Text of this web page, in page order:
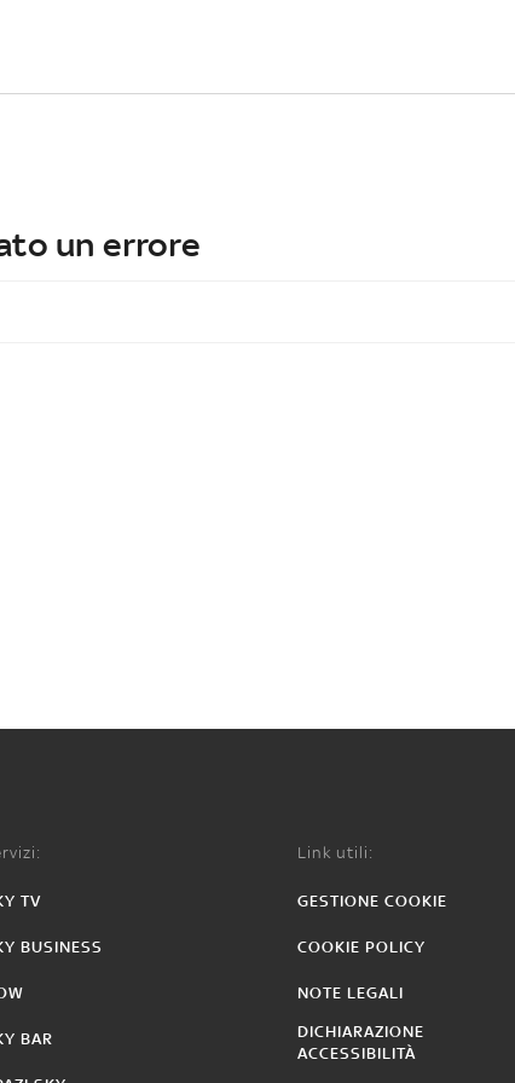
un errore
TV
BUSINESS
BAR
Link utili:
GESTIONE COOKIE
COOKIE POLICY
NOTE LEGALI
DICHIARAZIONE
ACCESSIBILITÀ